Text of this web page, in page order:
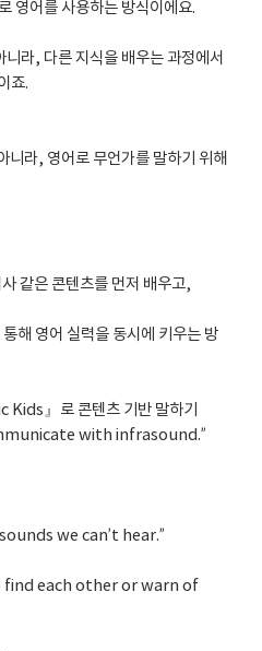
영어를 사용하는 방식이에요.
라, 다른 지식을 배우는 과정에서
죠.
니라, 영어로 무언가를 말하기 위해
같은 콘텐츠를 먼저 배우고,
해 영어 실력을 동시에 키우는 방
』로 콘텐츠 기반 말하기
with infrasound.”
we can’t hear.”
find each other or warn of